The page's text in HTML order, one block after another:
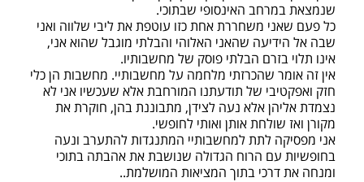
שנמצאת במרחב האינסופי שבתוכי.
כל פעם שאני משחררת אחת כזו עוטפת את ליבי שלווה ואני
שבה אל הידיעה שהאני האלוהי והבלתי מוגבל שהוא אני,
אינו תלוי בזרם הבלתי פוסק של מחשבותיו.
אין זה אומר שהכרזתי מלחמה על מחשבותיי. מחשבות הן כלי
חזק ואפקטיבי של תודעתנו המורחבת אלא שעכשיו אני לא
נצמדת אליהן אלא נעה לצידן, מתבוננת בהן, חוקרת את
מקורן ואז שולחת אותן ואותי לחופשי.
אני מפסיקה לתת למחשבותיי המתנגדות להתערב ונעה
בחופשיות עם הרוח הגדולה שנושבת את אהבתה בתוכי
ומנחה את דרכי בתוך המציאות המושלמת..